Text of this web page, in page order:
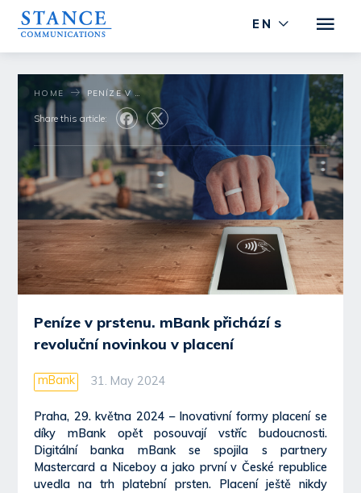
EN
HOME PENÍZE V PRSTENU. MBANK PŘICHÁZÍ S REVOLUČNÍ NOVINKOU V PLACENÍ
Share this article:
Peníze v prstenu. mBank přichází s
revoluční novinkou v placení
mBank 31. May 2024
Praha, 29. května 2024 – Inovativní formy placení se
díky mBank opět posouvají vstříc budoucnosti.
Digitální banka mBank se spojila s partnery
Mastercard a Niceboy a jako první v České republice
uvedla na trh platební prsten. Placení ještě nikdy